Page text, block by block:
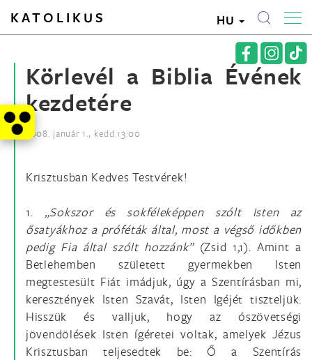
KATOLIKUS HU
Körlevél a Biblia Évének
kezdetére
2008. január 1., kedd 13:00
Krisztusban Kedves Testvérek!
1. „Sokszor és sokféleképpen szólt Isten az
ősatyákhoz a próféták által, most a végső időkben
pedig Fia által szólt hozzánk” (Zsid 1,1). Amint a
Betlehemben született gyermekben Isten
megtestesült Fiát imádjuk, úgy a Szentírásban mi,
keresztények Isten Szavát, Isten Igéjét tiszteljük.
Hisszük és valljuk, hogy az ószövetségi
jövendölések Isten ígéretei voltak, amelyek Jézus
Krisztusban teljesedtek be: Ő a Szentírás